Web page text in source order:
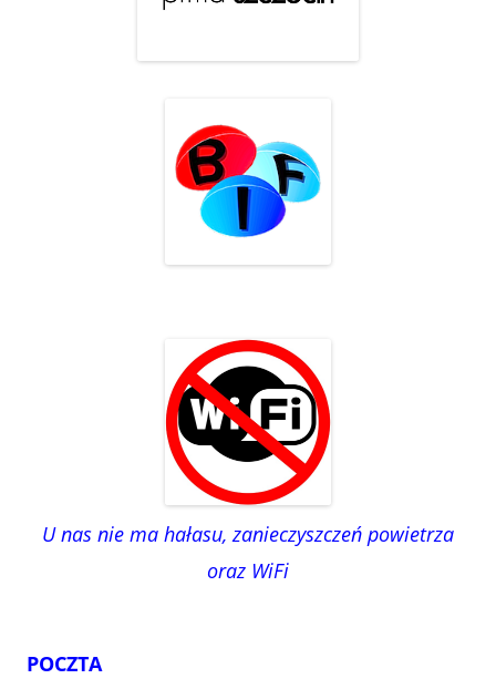
U nas nie ma hałasu, zanieczyszczeń powietrza
oraz WiFi
POCZTA